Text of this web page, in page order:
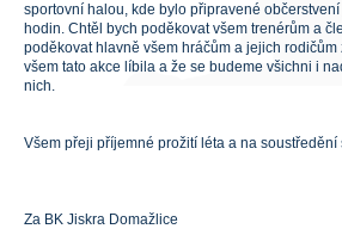
sportovní halou, kde bylo připravené
hodin. Chtěl bych poděkovat všem trenérům a
poděkovat hlavně všem hráčům a jejich
všem tato akce líbila a že se budeme všichni i
nich.
Všem přeji příjemné prožití léta a na soustředění
Za BK Jiskra Domažlice